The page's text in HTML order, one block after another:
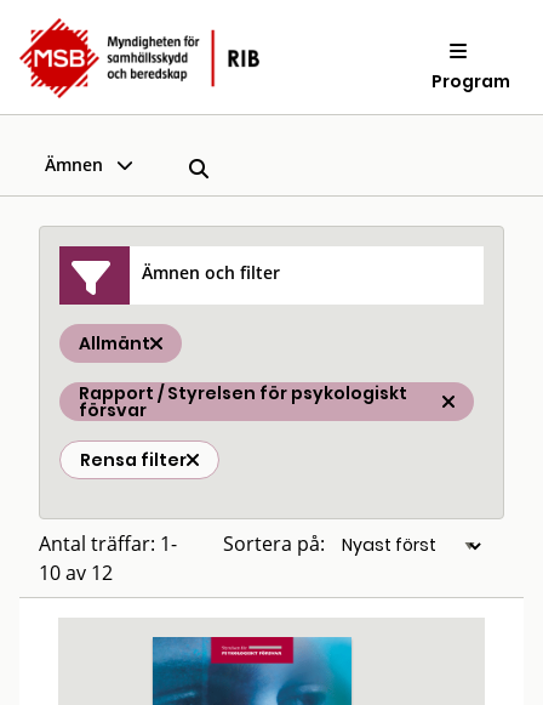
Program
Ämnen
Ämnen och filter
Allmänt
Rapport / Styrelsen för psykologiskt
försvar
Rensa filter
Antal träffar: 1-
10 av 12
Sortera på: